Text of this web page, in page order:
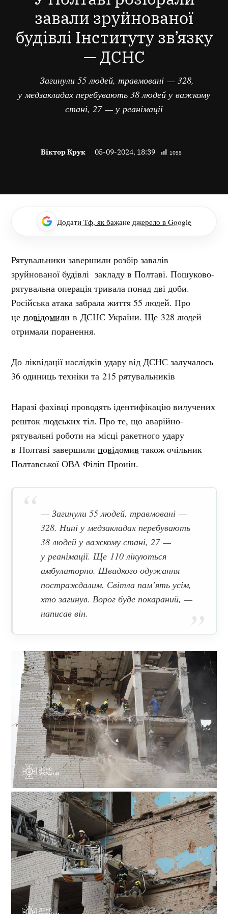
завали зруйнованої
будівлі Інституту зв’язку
— ДСНС
Загинули 55 людей, травмовані — 328,
у медзакладах перебувають 38 людей у важкому
стані, 27 — у реанімації
Віктор Крук 05-09-2024, 18:39 1055
Додати Тф, як бажане джерело в Google
Рятувальники завершили розбір завалів
зруйнованої будівлі закладу в Полтаві. Пошуково-
рятувальна операція тривала понад дві доби.
Російська атака забрала життя 55 людей. Про
цеповідомили в ДСНС України. Ще 328 людей
отримали поранення.
До ліквідації наслідків удару від ДСНС залучалось
36 одиниць техніки та 215 рятувальників
Наразі фахівці проводять ідентифікацію вилучених
решток людських тіл. Про те, що аварійно-
рятувальні роботи на місці ракетного удару
в Полтаві завершилиповідомив також очільник
Полтавської ОВА Філіп Пронін.
— Загинули 55 людей, травмовані —
328. Нині у медзакладах перебувають
38 людей у важкому стані, 27 —
у реанімації. Ще 110 лікуються
амбулаторно. Швидкого одужання
постраждалим. Світла пам’ять усім,
хто загинув. Ворог буде покараний, —
написав він.